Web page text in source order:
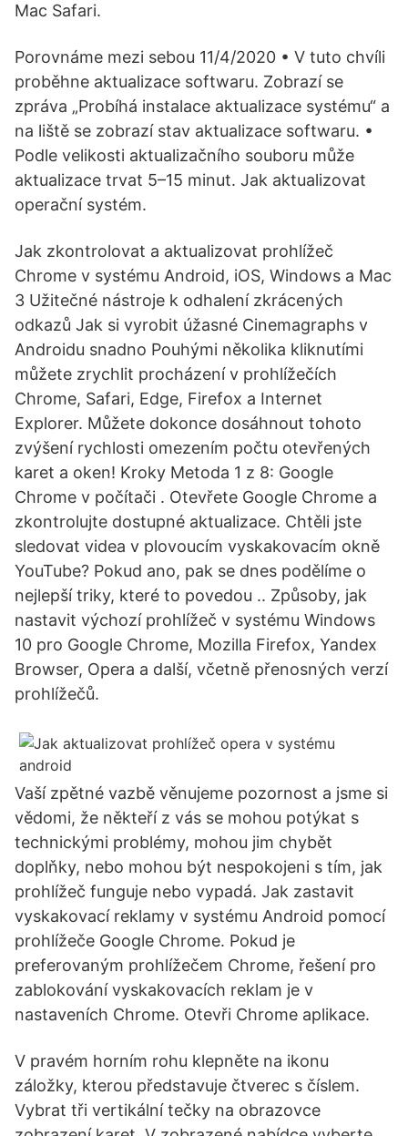
Mac Safari.
Porovnáme mezi sebou 11/4/2020 • V tuto chvíli
proběhne aktualizace softwaru. Zobrazí se
zpráva „Probíhá instalace aktualizace systému“ a
na liště se zobrazí stav aktualizace softwaru. •
Podle velikosti aktualizačního souboru může
aktualizace trvat 5–15 minut. Jak aktualizovat
operační systém.
Jak zkontrolovat a aktualizovat prohlížeč
Chrome v systému Android, iOS, Windows a Mac
3 Užitečné nástroje k odhalení zkrácených
odkazů Jak si vyrobit úžasné Cinemagraphs v
Androidu snadno Pouhými několika kliknutími
můžete zrychlit procházení v prohlížečích
Chrome, Safari, Edge, Firefox a Internet
Explorer. Můžete dokonce dosáhnout tohoto
zvýšení rychlosti omezením počtu otevřených
karet a oken! Kroky Metoda 1 z 8: Google
Chrome v počítači . Otevřete Google Chrome a
zkontrolujte dostupné aktualizace. Chtěli jste
sledovat videa v plovoucím vyskakovacím okně
YouTube? Pokud ano, pak se dnes podělíme o
nejlepší triky, které to povedou .. Způsoby, jak
nastavit výchozí prohlížeč v systému Windows
10 pro Google Chrome, Mozilla Firefox, Yandex
Browser, Opera a další, včetně přenosných verzí
prohlížečů.
Vaší zpětné vazbě věnujeme pozornost a jsme si
vědomi, že někteří z vás se mohou potýkat s
technickými problémy, mohou jim chybět
doplňky, nebo mohou být nespokojeni s tím, jak
prohlížeč funguje nebo vypadá. Jak zastavit
vyskakovací reklamy v systému Android pomocí
prohlížeče Google Chrome. Pokud je
preferovaným prohlížečem Chrome, řešení pro
zablokování vyskakovacích reklam je v
nastaveních Chrome. Otevři Chrome aplikace.
V pravém horním rohu klepněte na ikonu
záložky, kterou představuje čtverec s číslem.
Vybrat tři vertikální tečky na obrazovce